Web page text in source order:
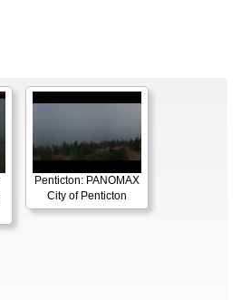
Penticton: PANOMAX
City of Penticton